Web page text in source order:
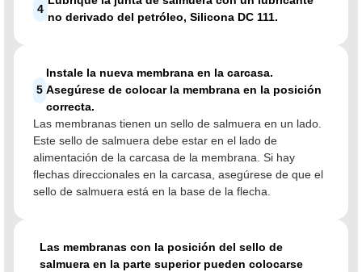
4
no derivado del petróleo, Silicona DC 111.
5
Instale la nueva membrana en la carcasa.
Asegúrese de colocar la membrana en la posición
correcta.
Las membranas tienen un sello de salmuera en un lado.
Este sello de salmuera debe estar en el lado de
alimentación de la carcasa de la membrana. Si hay
flechas direccionales en la carcasa, asegúrese de que el
sello de salmuera está en la base de la flecha.
Las membranas con la posición del sello de
salmuera en la parte superior pueden colocarse